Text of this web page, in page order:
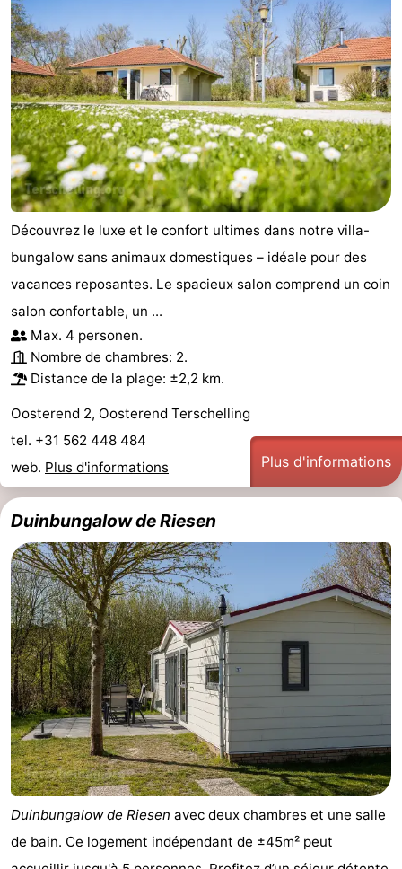
Découvrez le luxe et le confort ultimes dans notre villa-
bungalow sans animaux domestiques – idéale pour des
vacances reposantes. Le spacieux salon comprend un coin
salon confortable, un ...
Max. 4 personen.
Nombre de chambres: 2.
Distance de la plage: ±2,2 km.
Oosterend 2, Oosterend Terschelling
tel. +31 562 448 484
web. Plus d'informations Plus d'informations
Duinbungalow de Riesen
Duinbungalow de Riesen avec deux chambres et une salle
de bain. Ce logement indépendant de ±45m² peut